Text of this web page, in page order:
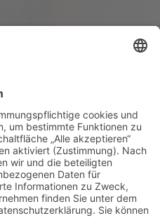
darin
oder Ihre
und bleiben Sie